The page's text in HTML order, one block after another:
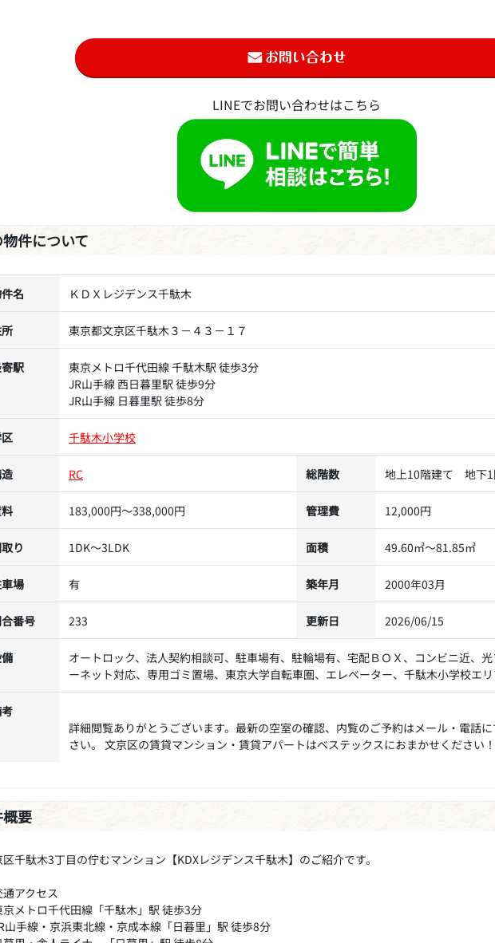
LINEでお問い合わせはこちら
物件について
名 ＫＤＸレジデンス千駄木
東京都文京区千駄木３－４３－１７
駅
東京メトロ千代田線 千駄木駅 徒歩3分
JR山手線 西日暮里駅 徒歩9分
JR山手線 日暮里駅 徒歩8分
千駄木小学校
RC 総階数 地上10階建て 地下
183,000円～338,000円 管理費 12,000円
り 1DK～3LDK 面積 49.60㎡～81.85㎡
場 有 築年月 2000年03月
番号 233 更新日 2026/06/15
オートロック、法人契約相談可、駐車場有、駐輪場有、宅配ＢＯＸ、コンビニ近、
ーネット対応、専用ゴミ置場、東京大学自転車圏、エレベーター、千駄木小学校エ
詳細閲覧ありがとうございます。最新の空室の確認、内覧のご予約はメール・電話
さい。 文京区の賃貸マンション・賃貸アパートはベステックスにおまかせください！
要
千駄木3丁目の佇むマンション【KDXレジデンス千駄木】のご紹介です。
アクセス
京メトロ千代田線「千駄木」駅 徒歩3分
山手線・京浜東北線・京成本線「日暮里」駅 徒歩8分